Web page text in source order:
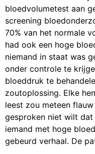
bloedvolumetest aan
screening
70% van het normale
had ook een hoge
niemand in staat was
onder controle te
bloeddruk te
zoutoplossing. Elke
leest zou meteen
gesproken niet wilt
iemand met hoge
gebeurd verhaal. De